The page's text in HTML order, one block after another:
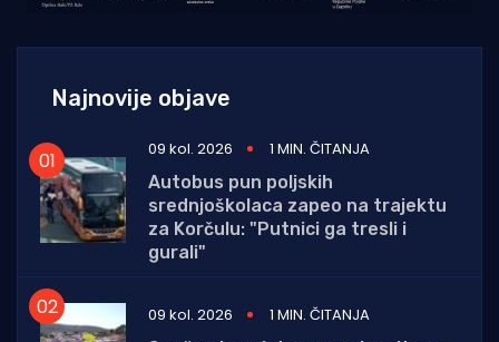
Najnovije objave
09 kol. 2026
1 MIN. ČITANJA
Autobus pun poljskih
srednjoškolaca zapeo na trajektu
za Korčulu: "Putnici ga tresli i
gurali"
09 kol. 2026
1 MIN. ČITANJA